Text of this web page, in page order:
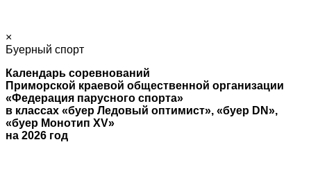
×
Буерный спорт
Календарь соревнований
Приморской краевой общественной организации
«Федерация парусного спорта»
в классах «буер Ледовый оптимист», «буер DN»,
«буер Монотип XV»
на 2026 год